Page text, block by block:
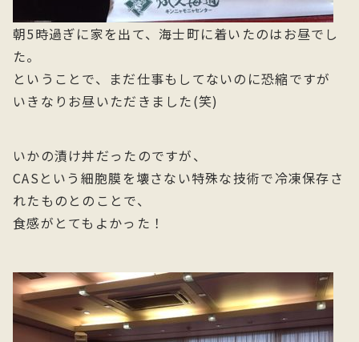
朝5時過ぎに家を出て、海士町に着いたのはお昼でし
た。
ということで、まだ仕事もしてないのに恐縮ですが
いきなりお昼いただきました(笑)
いかの漬け丼だったのですが、
CASという細胞膜を壊さない特殊な技術で冷凍保存さ
れたものとのことで、
食感がとてもよかった！